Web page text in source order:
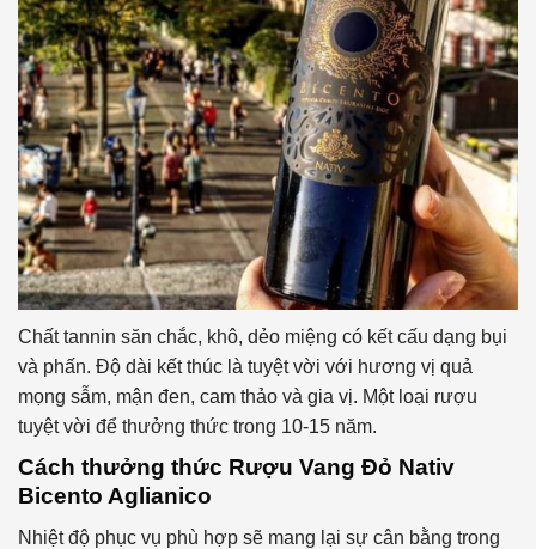
Chất tannin săn chắc, khô, dẻo miệng có kết cấu dạng bụi
và phấn. Độ dài kết thúc là tuyệt vời với hương vị quả
mọng sẫm, mận đen, cam thảo và gia vị. Một loại rượu
tuyệt vời để thưởng thức trong 10-15 năm.
Cách thưởng thức Rượu Vang Đỏ Nativ
Bicento Aglianico
Nhiệt độ phục vụ phù hợp sẽ mang lại sự cân bằng trong